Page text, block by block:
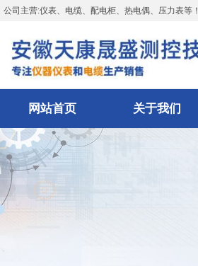
公司主营:仪表、电缆、配电柜、热电偶、压力表等！
网站首页 关于我们